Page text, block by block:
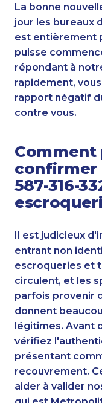
La bonne
jour les bureaux
est entièrement
puisse
répondant à
rapidement,
rapport négatif
contre vous.
Comment
confirmer
587-316-
Il est judicieux
entrant non
escroqueries et
circulent, et les
parfois provenir
donnent
légitimes. Avant
vérifiez
présentant
recouvrement.
aider à valider